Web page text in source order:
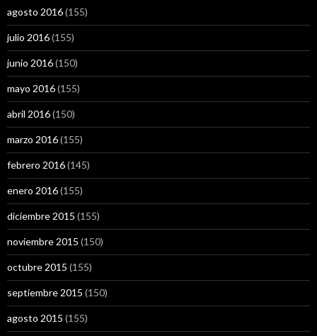
agosto 2016(155)
julio 2016(155)
junio 2016(150)
mayo 2016(155)
abril 2016(150)
marzo 2016(155)
febrero 2016(145)
enero 2016(155)
diciembre 2015 (155)
noviembre 2015 (150)
octubre 2015 (155)
septiembre 2015 (150)
agosto 2015 (155)